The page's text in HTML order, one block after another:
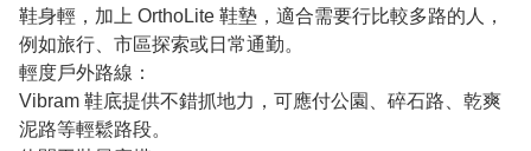
鞋身輕，加上 OrthoLite 鞋墊，適合需要行比較多路的人，
例如旅行、市區探索或日常通勤。
輕度戶外路線：
Vibram 鞋底提供不錯抓地力，可應付公園、碎石路、乾爽
泥路等輕鬆路段。